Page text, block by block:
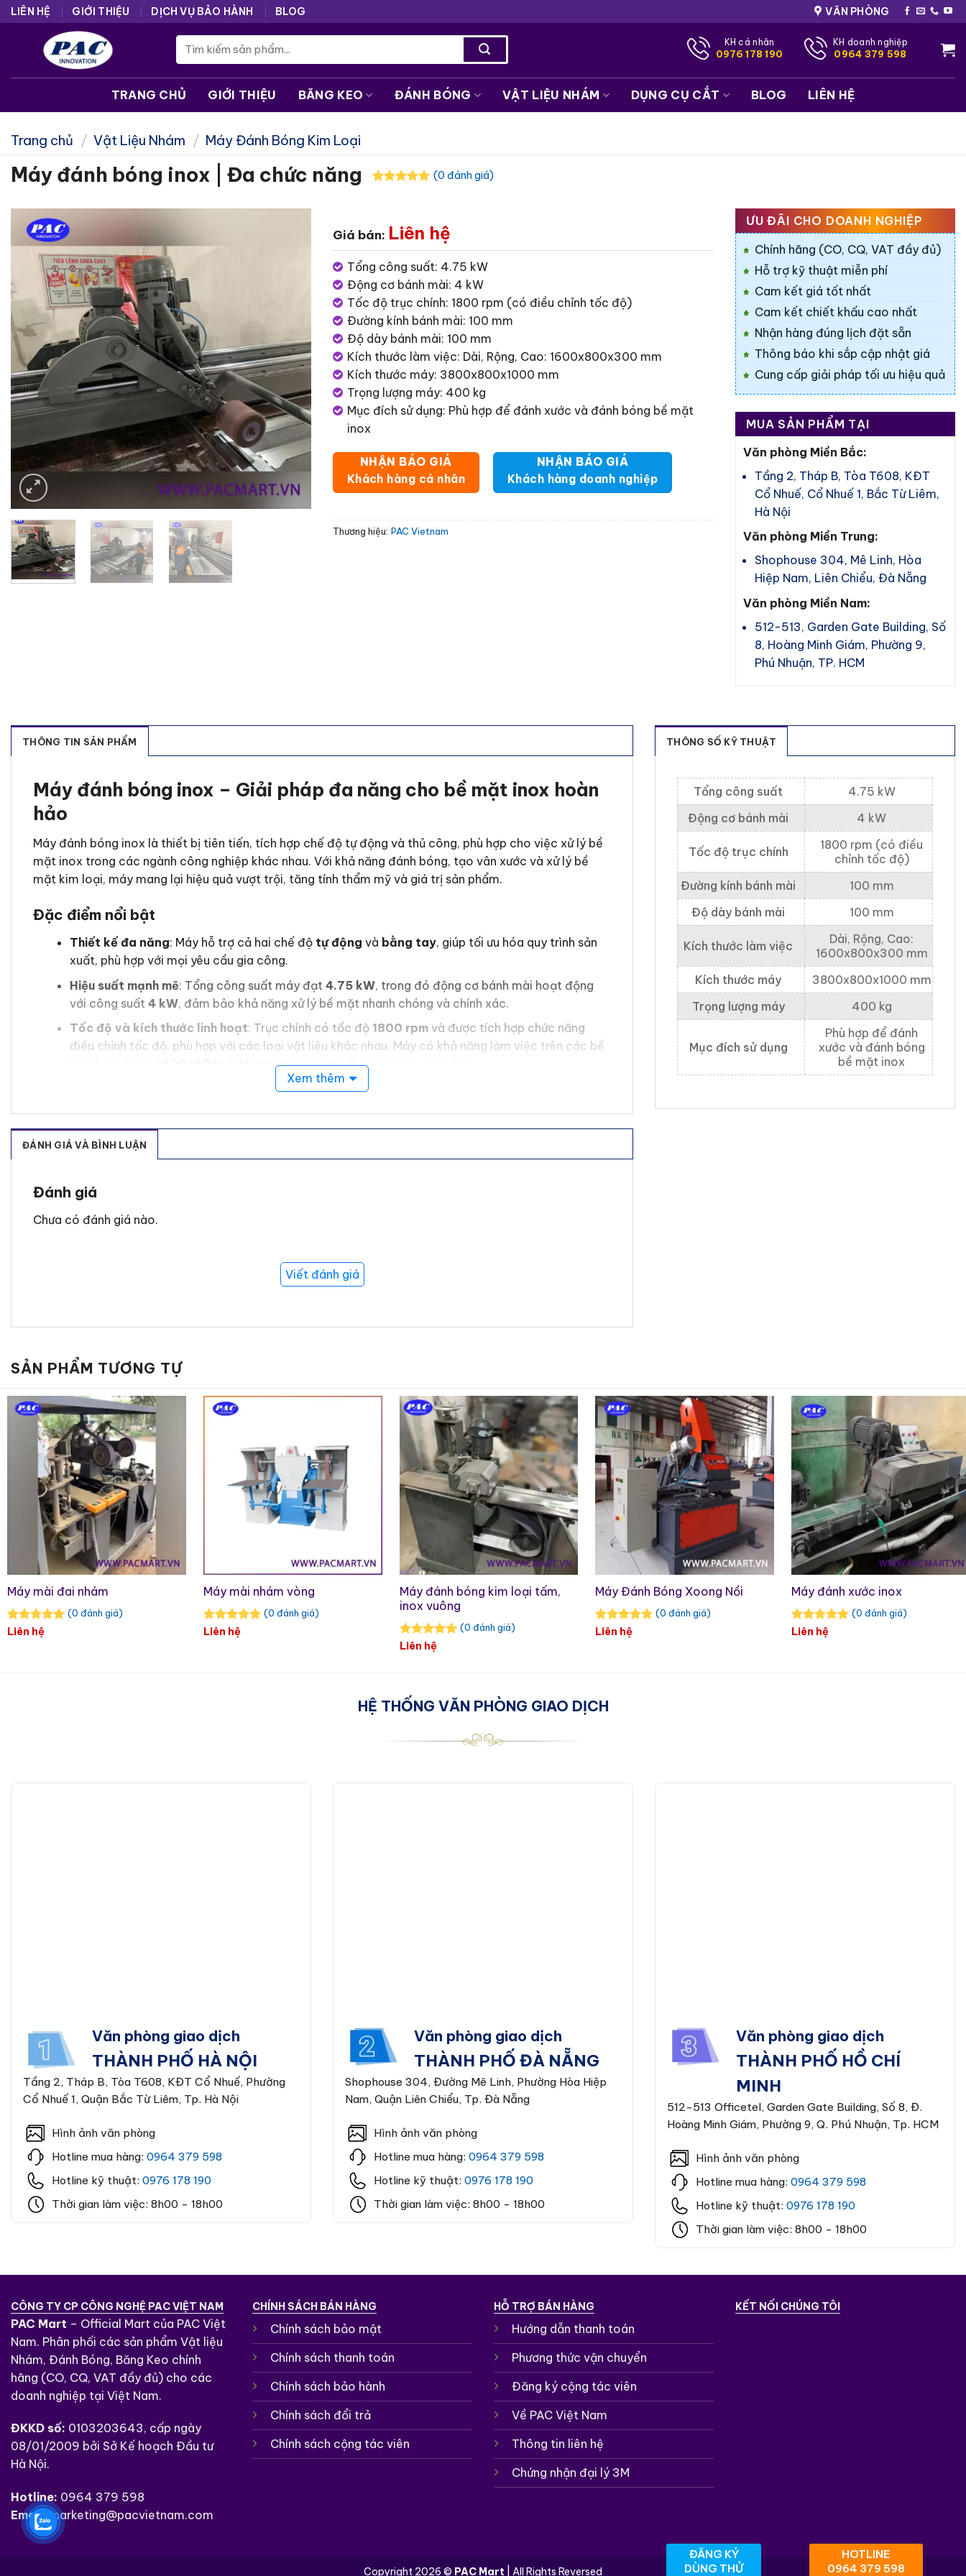
Skip
to
content
LIÊN HỆ GIỚI THIỆU DỊCH VỤ BẢO HÀNH BLOG VĂN PHÒNG
Tìm
kiếm:
KH cá nhân
0976 178 190
KH doanh nghiệp
0964 379 598
TRANG CHỦ GIỚI THIỆU BĂNG KEO ĐÁNH BÓNG VẬT LIỆU NHÁM DỤNG CỤ CẮT BLOG LIÊN HỆ
Trang chủ / Vật Liệu Nhám / Máy Đánh Bóng Kim Loại
Máy đánh bóng inox | Đa chức năng (0 đánh giá)
Giá bán: Liên hệ
Tổng công suất: 4.75 kW
Động cơ bánh mài: 4 kW
Tốc độ trục chính: 1800 rpm (có điều chỉnh tốc độ)
Đường kính bánh mài: 100 mm
Độ dày bánh mài: 100 mm
Kích thước làm việc: Dài, Rộng, Cao: 1600x800x300 mm
Kích thước máy: 3800x800x1000 mm
Trọng lượng máy: 400 kg
Mục đích sử dụng: Phù hợp để đánh xước và đánh bóng bề mặt
inox
NHẬN BÁO GIÁ
Khách hàng cá nhân
NHẬN BÁO GIÁ
Khách hàng doanh nghiệp
Thương hiệu: PAC Vietnam
ƯU ĐÃI CHO DOANH NGHIỆP
Chính hãng (CO, CQ, VAT đầy đủ)
Hỗ trợ kỹ thuật miễn phí
Cam kết giá tốt nhất
Cam kết chiết khấu cao nhất
Nhận hàng đúng lịch đặt sẵn
Thông báo khi sắp cập nhật giá
Cung cấp giải pháp tối ưu hiệu quả
MUA SẢN PHẨM TẠI
Văn phòng Miền Bắc:
Tầng 2, Tháp B, Tòa T608, KĐT
Cổ Nhuế, Cổ Nhuế 1, Bắc Từ Liêm,
Hà Nội
Văn phòng Miền Trung:
Shophouse 304, Mê Linh, Hòa
Hiệp Nam, Liên Chiểu, Đà Nẵng
Văn phòng Miền Nam:
512-513, Garden Gate Building, Số
8, Hoàng Minh Giám, Phường 9,
Phú Nhuận, TP. HCM
THÔNG TIN SẢN PHẨM
Máy đánh bóng inox – Giải pháp đa năng cho bề mặt inox hoàn
hảo
Máy đánh bóng inox là thiết bị tiên tiến, tích hợp chế độ tự động và thủ công, phù hợp cho việc xử lý bề
mặt inox trong các ngành công nghiệp khác nhau. Với khả năng đánh bóng, tạo vân xước và xử lý bề
mặt kim loại, máy mang lại hiệu quả vượt trội, tăng tính thẩm mỹ và giá trị sản phẩm.
Đặc điểm nổi bật
Thiết kế đa năng: Máy hỗ trợ cả hai chế độ tự động và bằng tay, giúp tối ưu hóa quy trình sản
xuất, phù hợp với mọi yêu cầu gia công.
Hiệu suất mạnh mẽ: Tổng công suất máy đạt 4.75 kW, trong đó động cơ bánh mài hoạt động
với công suất 4 kW, đảm bảo khả năng xử lý bề mặt nhanh chóng và chính xác.
Tốc độ và kích thước linh hoạt: Trục chính có tốc độ 1800 rpmvà được tích hợp chức năng
điều chỉnh tốc độ, phù hợp với các loại vật liệu khác nhau. Máy có khả năng làm việc trên các bề
, đáp ứng đa dạng nhu cầu gia công.
: Máy chuyên xử lý bề mặt kim loại như inox, đồng, nhôm, và các tấm kim loại
Lợi ích vượt trội khi sử dụng máy đánh bóng inox
Tăng cường thẩm mỹ
Tiết kiệm thời gian và công sức
: Máy hỗ trợ các công đoạn mài, đánh bóng, và xử lý bề mặt bằng các loại bánh
Ứng dụng thực tế của máy đánh bóng inox
Máy được sử dụng phổ biến để xử lý bề mặt tấm inox hoặc tủ inox với các phương pháp đánh bóng như:
Đánh bóng SB.
Lý do chọn máy đánh bóng inox của chúng tôi
Chất lượng cao : Máy được thiết kế chắc chắn, bền bỉ với kích thước3800x800x1000 mm
trọng lượng 400 kg
, phù hợp với quy mô sản xuất công nghiệp.
Hiệu quả kinh tế
: Nâng cao giá trị sản phẩm nhờ chất lượng bề mặt vượt trội, tăng tính cạnh tranh
trên thị trường.
Xem thêm
ĐÁNH GIÁ VÀ BÌNH LUẬN
Đánh giá
Chưa có đánh giá nào.
Viết đánh giá
THÔNG SỐ KỸ THUẬT
Tổng công suất
4.75 kW
Động cơ bánh mài
4 kW
Tốc độ trục chính
1800 rpm (có điều
chỉnh tốc độ)
Đường kính bánh mài
100 mm
Độ dày bánh mài
100 mm
Kích thước làm việc
Dài, Rộng, Cao:
1600x800x300 mm
Kích thước máy
3800x800x1000 mm
Trọng lượng máy
400 kg
Mục đích sử dụng
Phù hợp để đánh
xước và đánh bóng
bề mặt inox
SẢN PHẨM TƯƠNG TỰ
Máy mài đai nhám
(0 đánh giá)
Liên hệ
Máy mài nhám vòng
(0 đánh giá)
Liên hệ
Máy đánh bóng kim loại tấm,
inox vuông
(0 đánh giá)
Liên hệ
Máy Đánh Bóng Xoong Nồi
(0 đánh giá)
Liên hệ
Máy đánh xước inox
(0 đánh giá)
Liên hệ
HỆ THỐNG VĂN PHÒNG GIAO DỊCH
Văn phòng giao dịch
THÀNH PHỐ HÀ NỘI
Tầng 2, Tháp B, Tòa T608, KĐT Cổ Nhuế, Phường
Cổ Nhuế 1, Quận Bắc Từ Liêm, Tp. Hà Nội
Hình ảnh văn phòng
Hotline mua hàng: 0964 379 598
Hotline kỹ thuật: 0976 178 190
Thời gian làm việc: 8h00 - 18h00
Văn phòng giao dịch
THÀNH PHỐ ĐÀ NẴNG
Shophouse 304, Đường Mê Linh, Phường Hòa Hiệp
Nam, Quận Liên Chiểu, Tp. Đà Nẵng
Hình ảnh văn phòng
Hotline mua hàng: 0964 379 598
Hotline kỹ thuật: 0976 178 190
Thời gian làm việc: 8h00 - 18h00
Văn phòng giao dịch
THÀNH PHỐ HỒ CHÍ
MINH
512-513 Officetel, Garden Gate Building, Số 8, Đ.
Hoàng Minh Giám, Phường 9, Q. Phú Nhuận, Tp. HCM
Hình ảnh văn phòng
Hotline mua hàng: 0964 379 598
Hotline kỹ thuật: 0976 178 190
Thời gian làm việc: 8h00 - 18h00
CÔNG TY CP CÔNG NGHỆ PAC VIỆT NAM
PAC Mart – Official Mart của PAC Việt
Nam. Phân phối các sản phẩm Vật liệu
Nhám, Đánh Bóng, Băng Keo chính
hãng (CO, CQ, VAT đầy đủ) cho các
doanh nghiệp tại Việt Nam.
ĐKKD số: 0103203643, cấp ngày
08/01/2009 bởi Sở Kế hoạch Đầu tư
Hà Nội.
Hotline: 0964 379 598
Email: marketing@pacvietnam.com
CHÍNH SÁCH BÁN HÀNG
Chính sách bảo mật
Chính sách thanh toán
Chính sách bảo hành
Chính sách đổi trả
Chính sách cộng tác viên
HỖ TRỢ BÁN HÀNG
Hướng dẫn thanh toán
Phương thức vận chuyển
Đăng ký cộng tác viên
Về PAC Việt Nam
Thông tin liên hệ
Chứng nhận đại lý 3M
KẾT NỐI CHÚNG TÔI
Copyright 2026 © PAC Mart | All Rights Reversed
HOTLINE
0964 379 598
ĐĂNG KÝ
DÙNG THỬ